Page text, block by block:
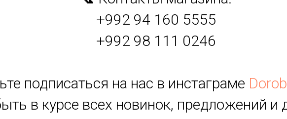
+992 94 160 5555
+992 98 111 0246
подписаться на нас в инстаграме
в курсе всех новинок, предложений и